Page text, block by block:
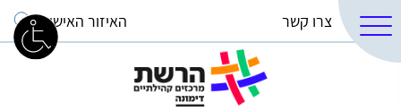
צרו קשר האיזור האישי